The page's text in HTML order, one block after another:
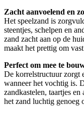
Zacht aanvoelend en
Het speelzand is
steentjes, schelpen en
zand zacht aan op de
maakt het prettig om
Perfect om mee te
De korrelstructuur zorgt
wanneer het vochtig is.
zandkastelen, taartjes
het zand luchtig genoeg